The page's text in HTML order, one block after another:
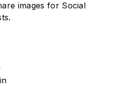
images for Social